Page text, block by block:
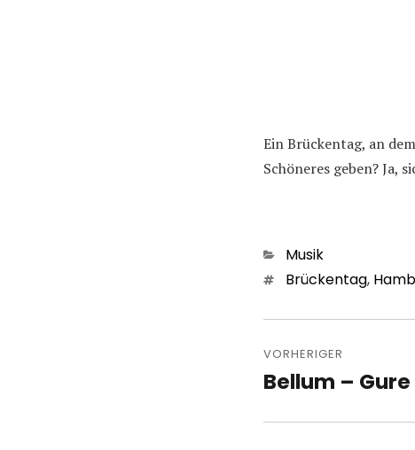
Ein Brückentag, an
Schöneres geben? Ja,
Kategorien
Musik
Schlagwörter
Brückentag,
VORHERIGER
Vorheriger
Bellum – Gure